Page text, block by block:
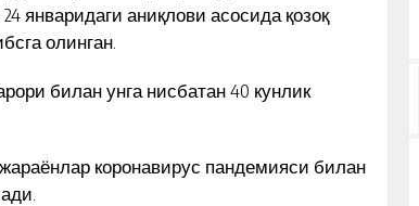
январидаги аниқлови асосида қозоқ
олинган.
билан унга нисбатан 40 кунлик
коронавирус пандемияси билан